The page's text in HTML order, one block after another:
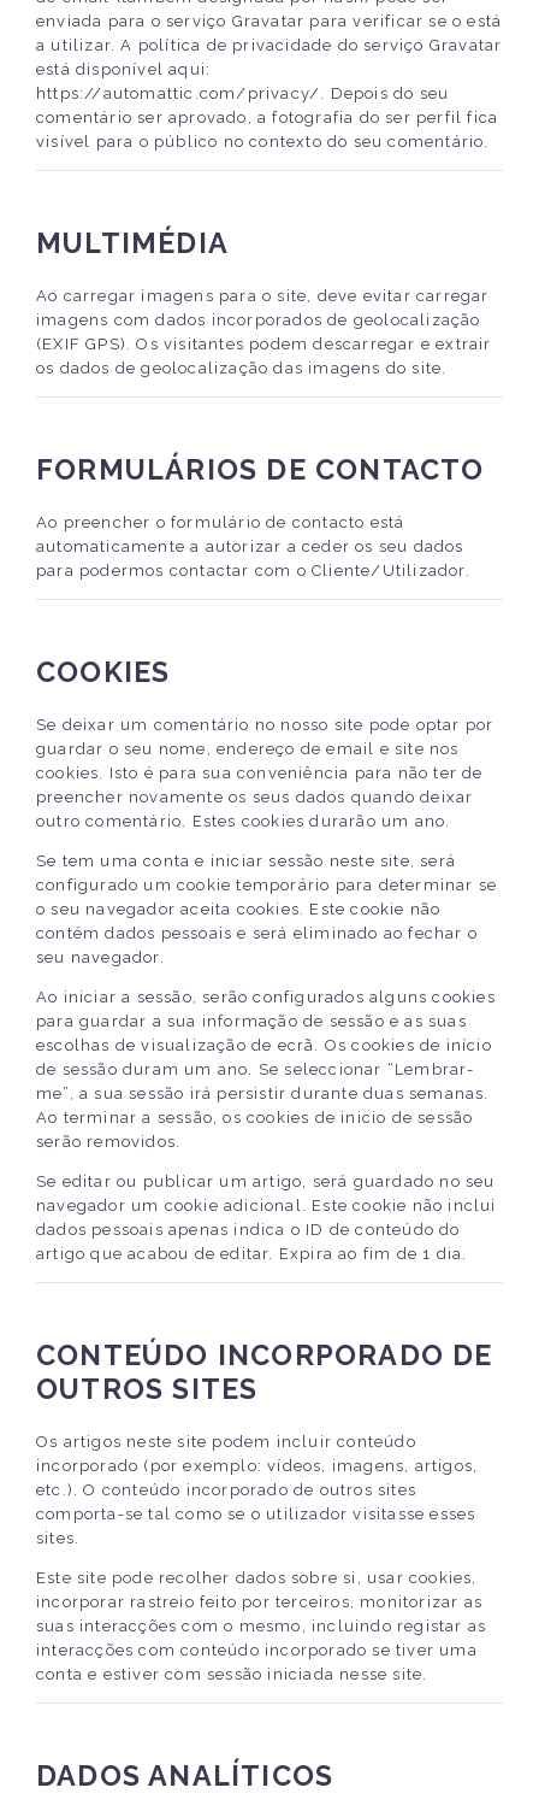
enviada para o serviço Gravatar para verificar se o está
a utilizar. A política de privacidade do serviço Gravatar
está disponível aqui:
https://automattic.com/privacy/. Depois do seu
comentário ser aprovado, a fotografia do ser perfil fica
visível para o público no contexto do seu comentário.
MULTIMÉDIA
Ao carregar imagens para o site, deve evitar carregar
imagens com dados incorporados de geolocalização
(EXIF GPS). Os visitantes podem descarregar e extrair
os dados de geolocalização das imagens do site.
FORMULÁRIOS DE CONTACTO
Ao preencher o formulário de contacto está
automaticamente a autorizar a ceder os seu dados
para podermos contactar com o Cliente/Utilizador.
COOKIES
Se deixar um comentário no nosso site pode optar por
guardar o seu nome, endereço de email e site nos
cookies. Isto é para sua conveniência para não ter de
preencher novamente os seus dados quando deixar
outro comentário. Estes cookies durarão um ano.
Se tem uma conta e iniciar sessão neste site, será
configurado um cookie temporário para determinar se
o seu navegador aceita cookies. Este cookie não
contém dados pessoais e será eliminado ao fechar o
seu navegador.
Ao iniciar a sessão, serão configurados alguns cookies
para guardar a sua informação de sessão e as suas
escolhas de visualização de ecrã. Os cookies de início
de sessão duram um ano. Se seleccionar “Lembrar-
me”, a sua sessão irá persistir durante duas semanas.
Ao terminar a sessão, os cookies de inicio de sessão
serão removidos.
Se editar ou publicar um artigo, será guardado no seu
navegador um cookie adicional. Este cookie não inclui
dados pessoais apenas indica o ID de conteúdo do
artigo que acabou de editar. Expira ao fim de 1 dia.
CONTEÚDO INCORPORADO DE
OUTROS SITES
Os artigos neste site podem incluir conteúdo
incorporado (por exemplo: vídeos, imagens, artigos,
etc.). O conteúdo incorporado de outros sites
comporta-se tal como se o utilizador visitasse esses
sites.
Este site pode recolher dados sobre si, usar cookies,
incorporar rastreio feito por terceiros, monitorizar as
suas interacções com o mesmo, incluindo registar as
interacções com conteúdo incorporado se tiver uma
conta e estiver com sessão iniciada nesse site.
DADOS ANALÍTICOS